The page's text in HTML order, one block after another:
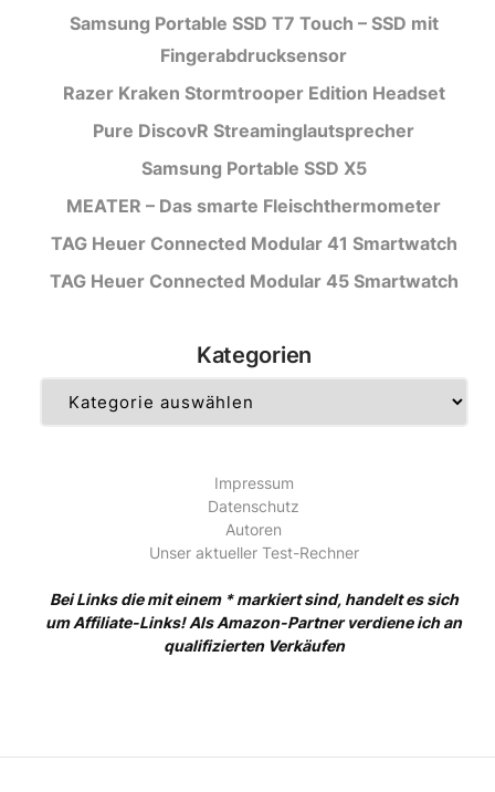
Samsung Portable SSD T7 Touch – SSD mit
Fingerabdrucksensor
Razer Kraken Stormtrooper Edition Headset
Pure DiscovR Streaminglautsprecher
Samsung Portable SSD X5
MEATER – Das smarte Fleischthermometer
TAG Heuer Connected Modular 41 Smartwatch
TAG Heuer Connected Modular 45 Smartwatch
Kategorien
Impressum
Datenschutz
Autoren
Unser aktueller Test-Rechner
Bei Links die mit einem * markiert sind, handelt es sich
um Affiliate-Links! Als Amazon-Partner verdiene ich an
qualifizierten Verkäufen